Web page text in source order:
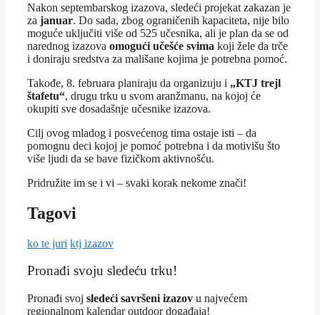
Nakon septembarskog izazova, sledeći projekat zakazan je
za januar. Do sada, zbog ograničenih kapaciteta, nije bilo
moguće uključiti više od 525 učesnika, ali je plan da se od
narednog izazova omogući učešće svima koji žele da trče
i doniraju sredstva za mališane kojima je potrebna pomoć.
Takođe, 8. februara planiraju da organizuju i „KTJ trejl
štafetu“, drugu trku u svom aranžmanu, na kojoj će
okupiti sve dosadašnje učesnike izazova.
Cilj ovog mladog i posvećenog tima ostaje isti – da
pomognu deci kojoj je pomoć potrebna i da motivišu što
više ljudi da se bave fizičkom aktivnošću.
Pridružite im se i vi – svaki korak nekome znači!
Tagovi
ko te juri ktj izazov
Pronađi svoju sledeću trku!
Pronađi svoj sledeći savršeni izazov u najvećem
regionalnom kalendar outdoor događaja!